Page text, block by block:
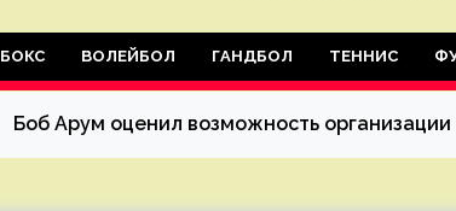
БОКС ВОЛЕЙБОЛ ГАНДБОЛ ТЕННИС
Боб Арум оценил возможность